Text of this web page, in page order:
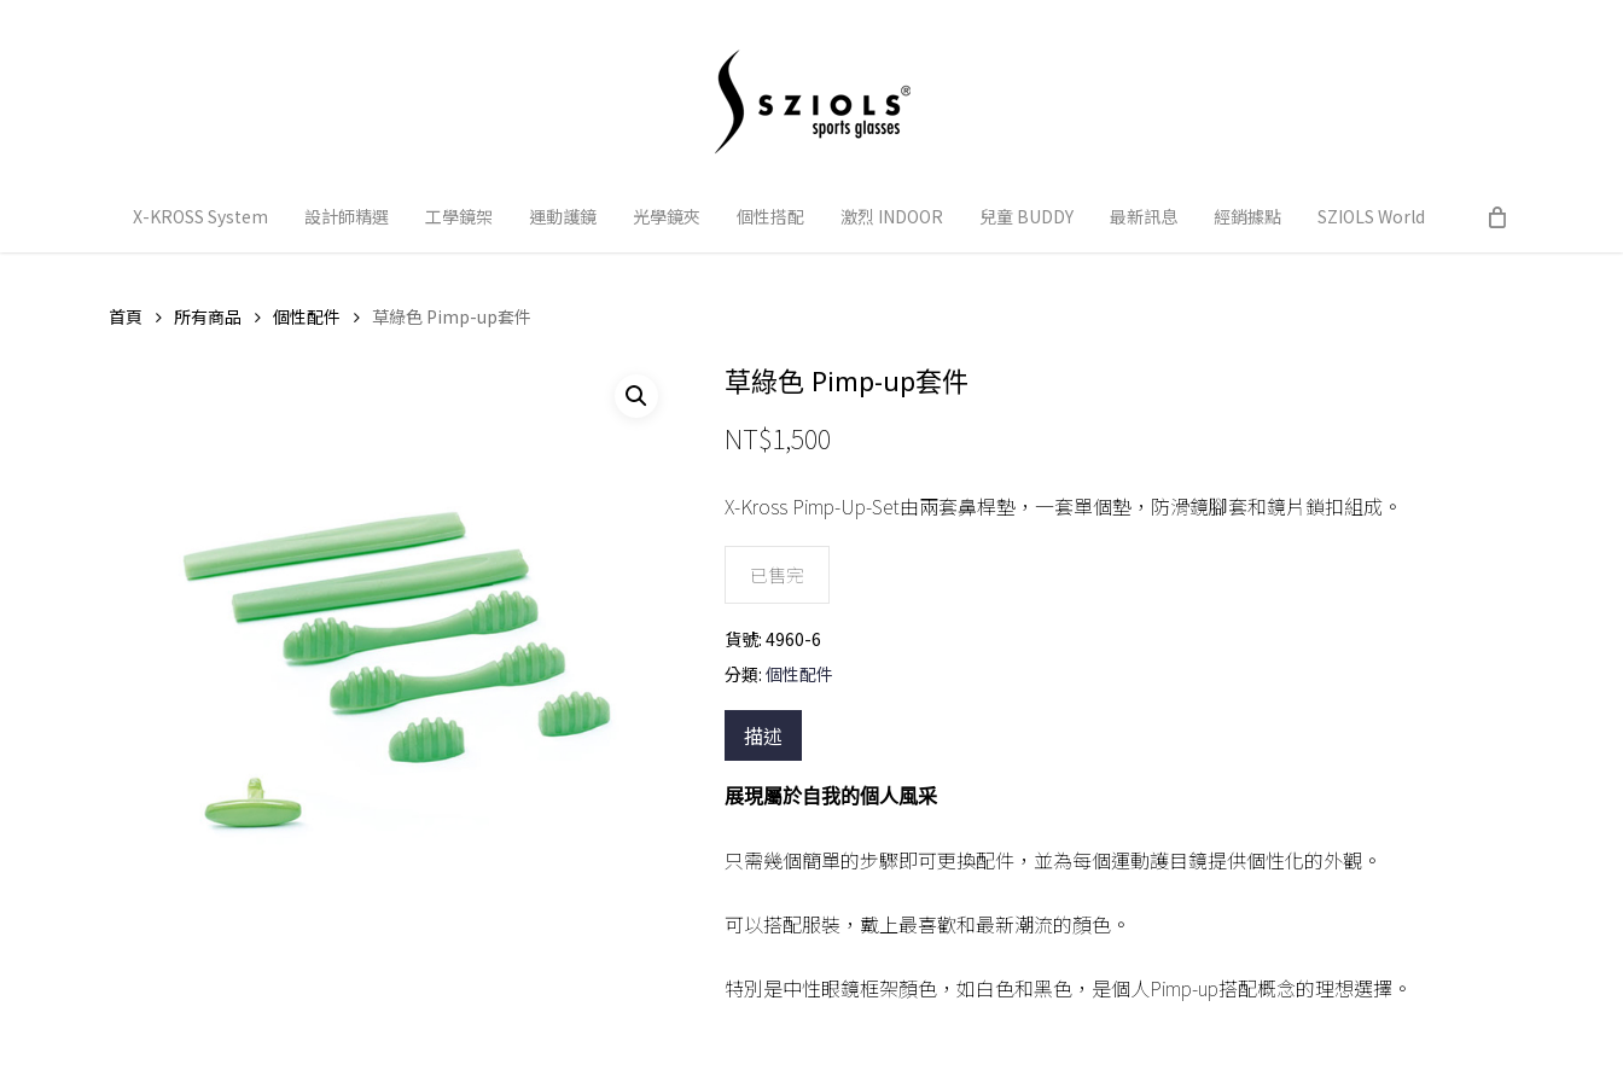
X-KROSS System 設計師精選 工學鏡架 運動護鏡 光學鏡夾 個性搭配 激烈 INDOOR 兒童 BUDDY 最新訊息 經銷據點 SZIOLS World
首頁 所有商品 個性配件 草綠色 Pimp-up套件
草綠色 Pimp-up套件
NT$1,500
X-Kross Pimp-Up-Set由兩套鼻桿墊，一套單個墊，防滑鏡腳套和鏡片鎖扣組成。
已售完
貨號: 4960-6
分類: 個性配件
描述
展現屬於自我的個人風采
只需幾個簡單的步驟即可更換配件，並為每個運動護目鏡提供個性化的外觀。
可以搭配服裝，戴上最喜歡和最新潮流的顏色。
特別是中性眼鏡框架顏色，如白色和黑色，是個人Pimp-up搭配概念的理想選擇。